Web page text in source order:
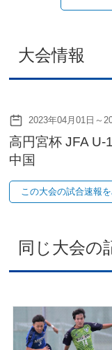
大会情報
2023年04月01日～
高円宮杯 JFA U-
中国
この大会の試合速報
同じ大会の